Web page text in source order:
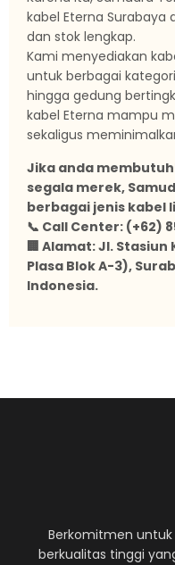
kabel Eterna
dan stok lengkap.
Kami menyediakan
untuk berbagai
hingga gedung
kabel Eterna mampu
sekaligus
Jika anda
segala merek,
berbagai jenis
📞 Call Center: (+62)
🏢 Alamat: Jl. Stasiun
Plasa Blok A-3),
Indonesia.
Berkomitmen
berkualitas tinggi